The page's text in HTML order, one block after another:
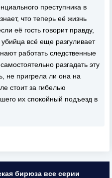
преступника в
что теперь её жизнь
её гость говорит правду,
всё еще разгуливает
работать следственные
разгадать эту
не пригрела ли она на
стоит за гибелью
их спокойный подъезд в
бирюза все серии